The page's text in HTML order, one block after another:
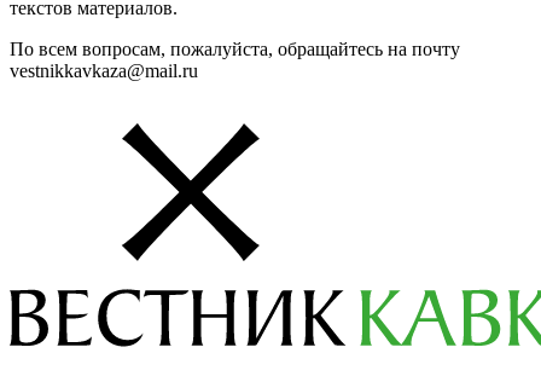
текстов материалов.
По всем вопросам, пожалуйста, обращайтесь на почту
vestnikkavkaza@mail.ru